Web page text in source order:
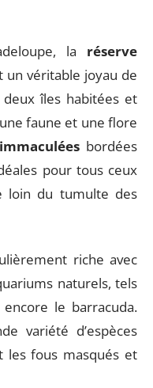
la réserve
un véritable joyau de
îles habitées et
faune et une flore
bordées
pour tous ceux
loin du tumulte des
riche avec
naturels, tels
le barracuda.
variété d’espèces
les fous masqués et